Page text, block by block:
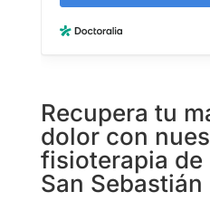
Recupera tu
dolor con
fisioterapia de
San